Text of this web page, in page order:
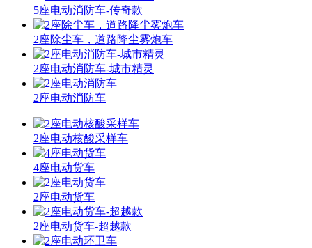
5座电动消防车-传奇款
2座除尘车，道路降尘雾炮车
2座电动消防车-城市精灵
2座电动消防车
2座电动核酸采样车
4座电动货车
2座电动货车
2座电动货车-超越款